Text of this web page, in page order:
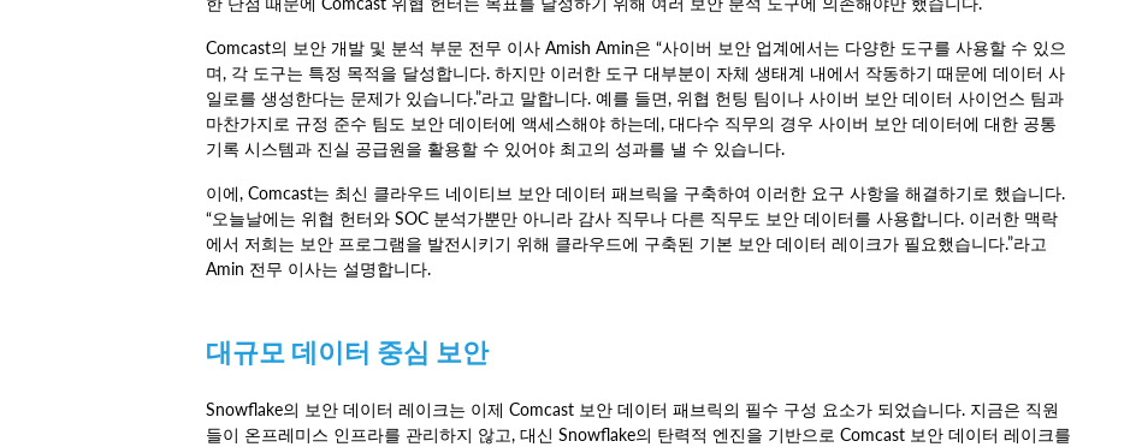
Comcast의 보안 개발 및 분석 부문 전무 이사 Amish Amin은 “사이버 보안 업계에서는 다양한 도구를 사용할 수 있으
며, 각 도구는 특정 목적을 달성합니다. 하지만 이러한 도구 대부분이 자체 생태계 내에서 작동하기 때문에 데이터 사
일로를 생성한다는 문제가 있습니다.”라고 말합니다. 예를 들면, 위협 헌팅 팀이나 사이버 보안 데이터 사이언스 팀과
마찬가지로 규정 준수 팀도 보안 데이터에 액세스해야 하는데, 대다수 직무의 경우 사이버 보안 데이터에 대한 공통
기록 시스템과 진실 공급원을 활용할 수 있어야 최고의 성과를 낼 수 있습니다.
이에, Comcast는 최신 클라우드 네이티브 보안 데이터 패브릭을 구축하여 이러한 요구 사항을 해결하기로 했습니다.
“오늘날에는 위협 헌터와 SOC 분석가뿐만 아니라 감사 직무나 다른 직무도 보안 데이터를 사용합니다. 이러한 맥락
에서 저희는 보안 프로그램을 발전시키기 위해 클라우드에 구축된 기본 보안 데이터 레이크가 필요했습니다.”라고
Amin 전무 이사는 설명합니다.
대규모 데이터 중심 보안
Snowflake의 보안 데이터 레이크는 이제 Comcast 보안 데이터 패브릭의 필수 구성 요소가 되었습니다. 지금은 직원
들이 온프레미스 인프라를 관리하지 않고, 대신 Snowflake의 탄력적 엔진을 기반으로 Comcast 보안 데이터 레이크를